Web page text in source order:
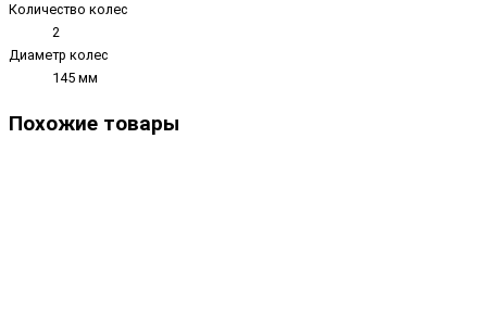
Количество колес
2
Диаметр колес
145 мм
Похожие товары